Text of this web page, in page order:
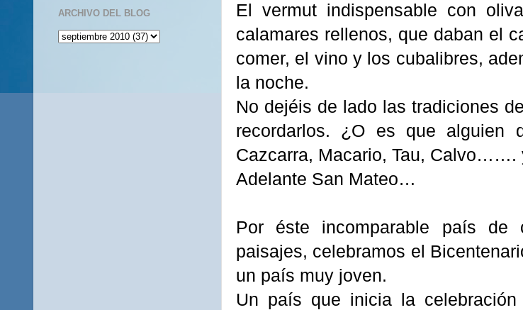
El vermut indispensable con
calamares rellenos, que daban el
comer, el vino y los cubalibres,
la noche.
No dejéis de lado las tradiciones
recordarlos. ¿O es que alguien
Cazcarra, Macario, Tau, Calvo…….
Adelante San Mateo…
Por éste incomparable país de
paisajes, celebramos el
un país muy joven.
Un país que inicia la
ARCHIVO DEL BLOG